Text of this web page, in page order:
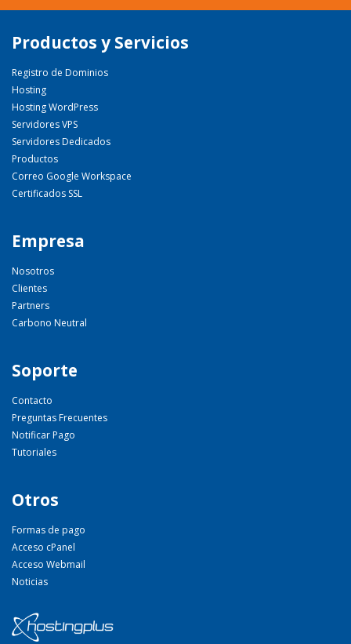
Productos y Servicios
Registro de Dominios
Hosting
Hosting WordPress
Servidores VPS
Servidores Dedicados
Productos
Correo Google Workspace
Certificados SSL
Empresa
Nosotros
Clientes
Partners
Carbono Neutral
Soporte
Contacto
Preguntas Frecuentes
Notificar Pago
Tutoriales
Otros
Formas de pago
Acceso cPanel
Acceso Webmail
Noticias